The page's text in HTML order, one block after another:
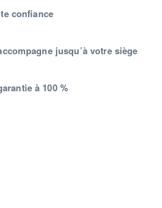
confiance
jusqu’à votre siège
à 100 %